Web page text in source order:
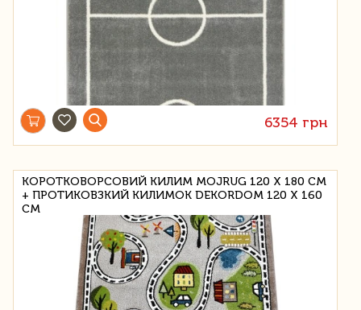
6354 грн
КОРОТКОВОРСОВИЙ КИЛИМ MOJRUG 120 Х 180 СМ
+ ПРОТИКОВЗКИЙ КИЛИМОК DEKORDOM 120 Х 160
СМ